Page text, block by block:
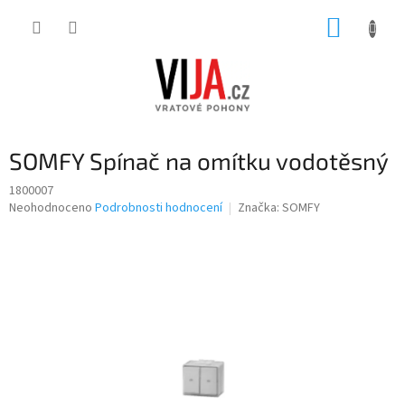
SOMFY Spínač na omítku vodotěsný
1800007
Průměrné
Neohodnoceno Podrobnosti hodnocení Značka: SOMFY